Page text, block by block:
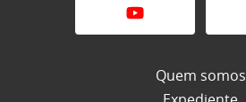
Quem somos